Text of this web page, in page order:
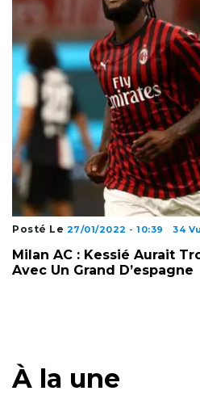
Posté Le 27/01/2022 - 10:39 34
Milan AC : Kessié Aurait
Avec Un Grand D’espagne
À la une